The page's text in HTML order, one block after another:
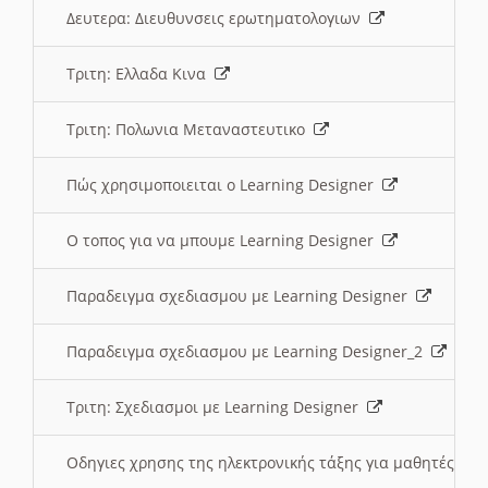
Δευτερα: Διευθυνσεις ερωτηματολογιων
Τριτη: Ελλαδα Κινα
Τριτη: Πολωνια Μεταναστευτικο
Πώς χρησιμοποιειται ο Learning Designer
O τοπος για να μπουμε Learning Designer
Παραδειγμα σχεδιασμου με Learning Designer
Παραδειγμα σχεδιασμου με Learning Designer_2
Τριτη: Σχεδιασμοι με Learning Designer
Οδηγιες χρησης της ηλεκτρονικής τάξης για μαθητές